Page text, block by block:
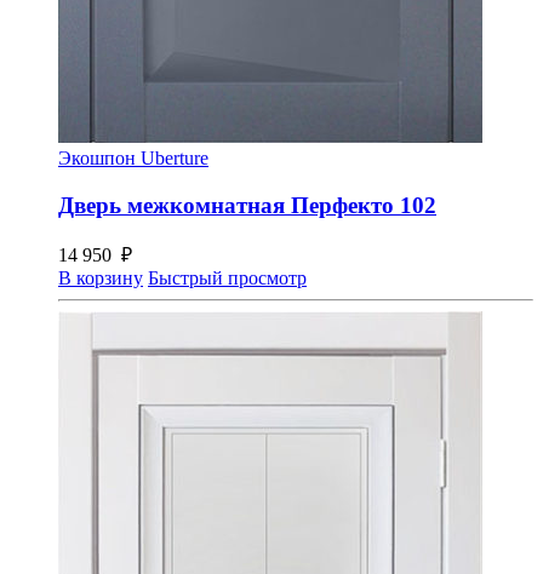
Экошпон Uberture
Дверь межкомнатная Перфекто 102
14 950 ₽
В корзину Быстрый просмотр